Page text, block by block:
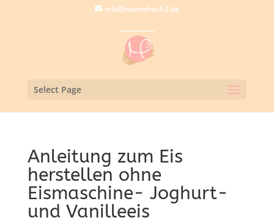
info@mamahoch2.de
Select Page
Anleitung zum Eis
herstellen ohne
Eismaschine- Joghurt-
und Vanilleeis